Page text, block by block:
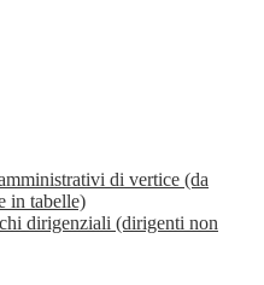
di vertice (da
in tabelle)
dirigenziali (dirigenti non